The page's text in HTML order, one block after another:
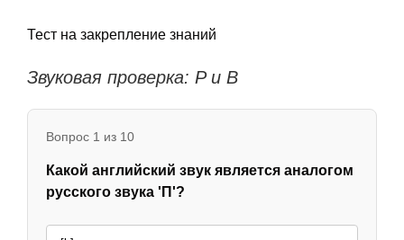
Тест на закрепление знаний
Звуковая проверка: P и B
Вопрос 1 из 10
Какой английский звук является аналогом
русского звука 'П'?